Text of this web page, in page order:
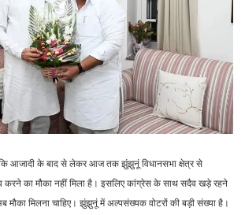
कि आजादी के बाद से लेकर आज तक झुंझुनूं विधानसभा क्षेत्र से
का मौका नहीं मिला है। इसलिए कांग्रेस के साथ सदैव खड़े रहने
मिलना चाहिए। झुंझुनूं में अल्पसंख्यक वोटरों की बड़ी संख्या है।